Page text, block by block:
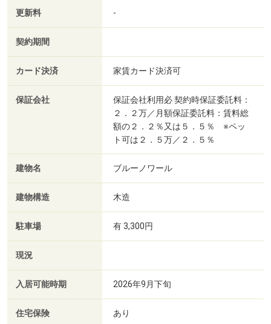
更新料 -
契約期間
カード決済 家賃カード決済可
保証会社
保証会社利用必 契約時保証委託料：
２．２万／月額保証委託料：賃料総
額の２．２％又は５．５％ ※ペッ
ト可は２．５万／２．５％
建物名 ブルーノワール
建物構造 木造
駐車場 有 3,300円
現況
入居可能時期 2026年9月下旬
住宅保険 あり